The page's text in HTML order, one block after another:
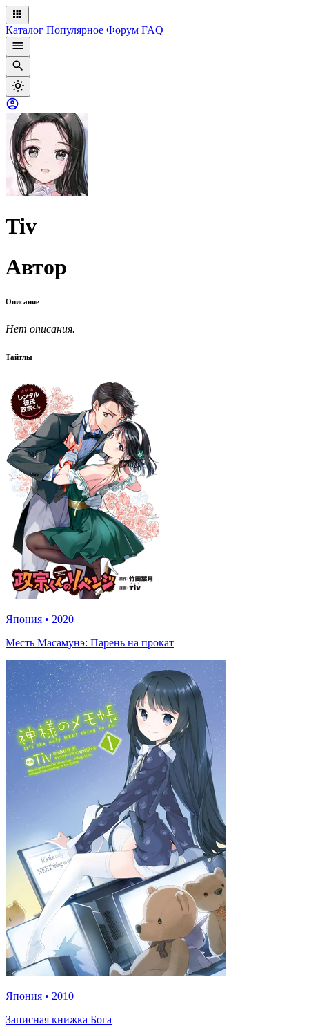
Каталог Популярное Форум FAQ
Tiv
Автор
Описание
Нет описания.
Тайтлы
Япония • 2020
Месть Масамунэ: Парень на прокат
Япония • 2010
Записная книжка Бога